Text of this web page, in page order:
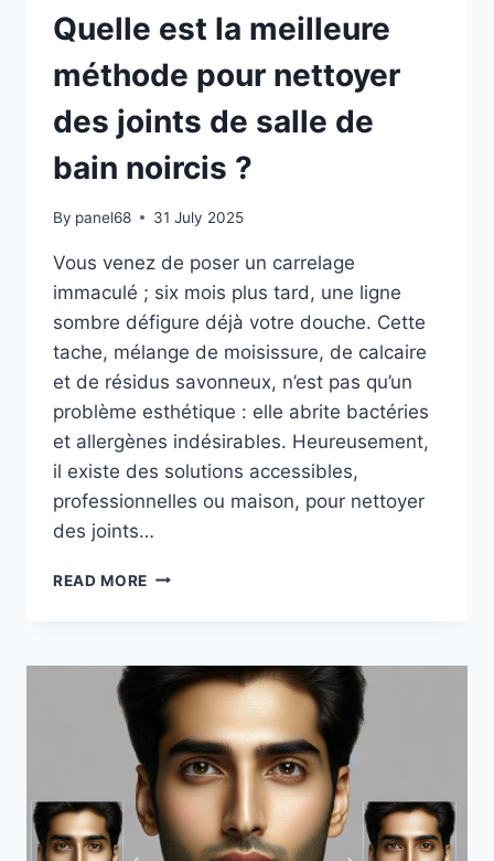
Quelle est la meilleure
méthode pour nettoyer
des joints de salle de
bain noircis ?
By panel68 31 July 2025
Vous venez de poser un carrelage
immaculé ; six mois plus tard, une ligne
sombre défigure déjà votre douche. Cette
tache, mélange de moisissure, de calcaire
et de résidus savonneux, n’est pas qu’un
problème esthétique : elle abrite bactéries
et allergènes indésirables. Heureusement,
il existe des solutions accessibles,
professionnelles ou maison, pour nettoyer
des joints…
READ MORE QUELLE
MÉTHODE
POUR
DES
JOINTS
DE
SALLE
DE
BAIN